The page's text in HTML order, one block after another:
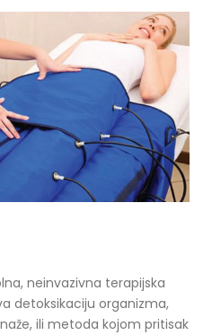
neinvazivna terapijska
detoksikaciju organizma,
ili metoda kojom pritisak